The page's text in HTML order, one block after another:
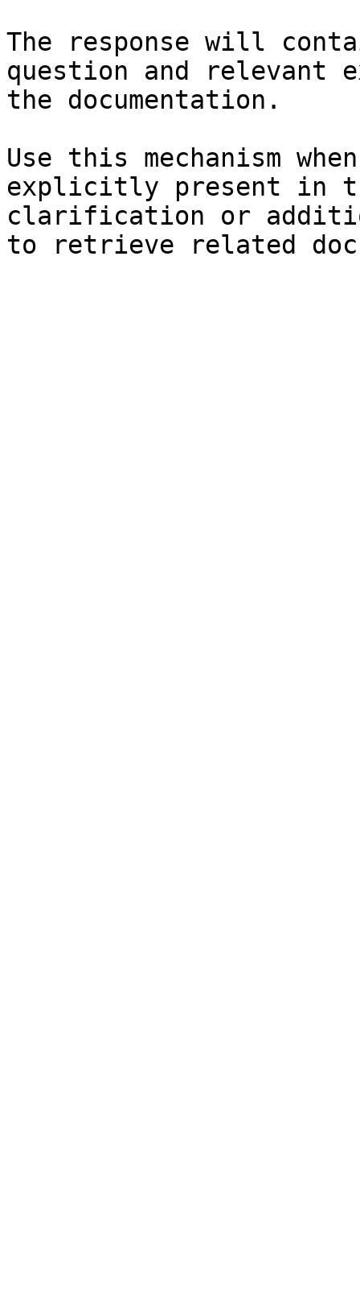
The response will
question and relevant
the documentation.
Use this mechanism
explicitly present in
clarification or